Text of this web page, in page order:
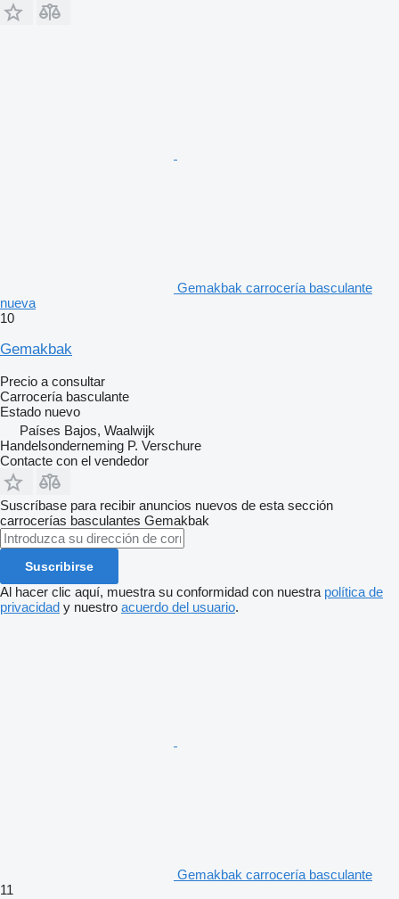
Gemakbak carrocería basculante
nueva
10
Gemakbak
Precio a consultar
Carrocería basculante
Estado nuevo
Países Bajos, Waalwijk
Handelsonderneming P. Verschure
Contacte con el vendedor
Suscríbase para recibir anuncios nuevos de esta sección
carrocerías basculantes Gemakbak
Suscribirse
Al hacer clic aquí, muestra su conformidad con nuestra política de
privacidad y nuestro acuerdo del usuario.
Gemakbak carrocería basculante
11